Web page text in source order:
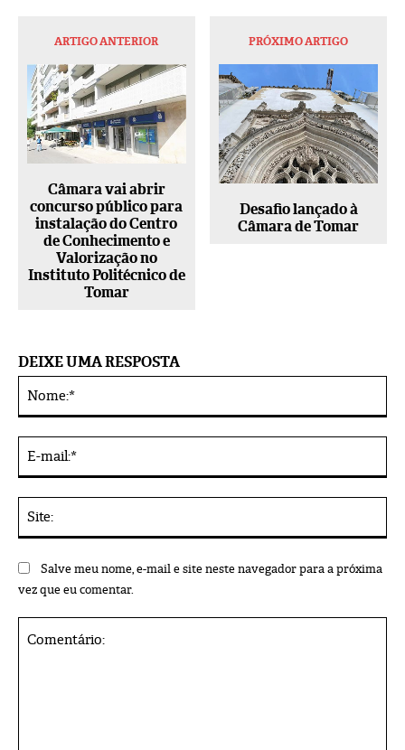
ARTIGO ANTERIOR
Câmara vai abrir
concurso público para
instalação do Centro
de Conhecimento e
Valorização no
Instituto Politécnico de
Tomar
PRÓXIMO ARTIGO
Desafio lançado à
Câmara de Tomar
DEIXE UMA RESPOSTA
Salve meu nome, e-mail e site neste navegador para a próxima
vez que eu comentar.